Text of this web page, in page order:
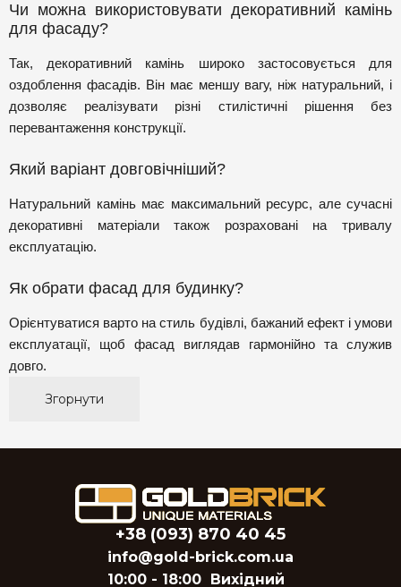
Чи можна використовувати декоративний камінь
для фасаду?
Так, декоративний камінь широко застосовується для
оздоблення фасадів. Він має меншу вагу, ніж натуральний, і
дозволяє реалізувати різні стилістичні рішення без
перевантаження конструкції.
Який варіант довговічніший?
Натуральний камінь має максимальний ресурс, але сучасні
декоративні матеріали також розраховані на тривалу
експлуатацію.
Як обрати фасад для будинку?
Орієнтуватися варто на стиль будівлі, бажаний ефект і умови
експлуатації, щоб фасад виглядав гармонійно та служив
довго.
Згорнути
+38 (093) 870 40 45
info@gold-brick.com.ua
10:00 - 18:00 Вихідний